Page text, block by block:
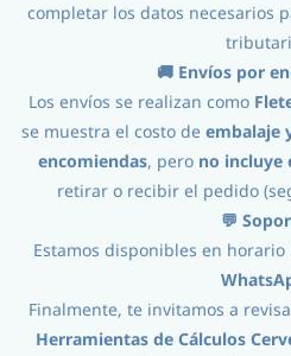
// Adjuntos
Adjuntos
completar los datos necesarios
🚚 Envíos por
Los envíos se realizan como
se muestra el costo de embalaje
encomiendas, pero no incluye
retirar o recibir el pedido
💬
Estamos disponibles en
Finalmente, te invitamos a
Herramientas de Cálculos